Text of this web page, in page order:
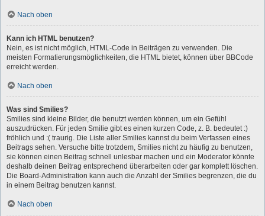
Nach oben
Kann ich HTML benutzen?
Nein, es ist nicht möglich, HTML-Code in Beiträgen zu verwenden. Die
meisten Formatierungsmöglichkeiten, die HTML bietet, können über BBCode
erreicht werden.
Nach oben
Was sind Smilies?
Smilies sind kleine Bilder, die benutzt werden können, um ein Gefühl
auszudrücken. Für jeden Smilie gibt es einen kurzen Code, z. B. bedeutet :)
fröhlich und :( traurig. Die Liste aller Smilies kannst du beim Verfassen eines
Beitrags sehen. Versuche bitte trotzdem, Smilies nicht zu häufig zu benutzen,
sie können einen Beitrag schnell unlesbar machen und ein Moderator könnte
deshalb deinen Beitrag entsprechend überarbeiten oder gar komplett löschen.
Die Board-Administration kann auch die Anzahl der Smilies begrenzen, die du
in einem Beitrag benutzen kannst.
Nach oben